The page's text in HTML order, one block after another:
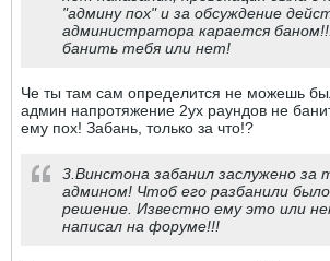
"админу пох" и за обсуждение
администратора карается
банить тебя или нет!
Че ты там сам определится не можешь
админ напротяжение 2ух раундов не
ему пох! Забань, только за что!?
3.Винстона забанил заслужено за
админом! Чтоб его разбанили
решение. Известно ему это или
написал на форуме!!!